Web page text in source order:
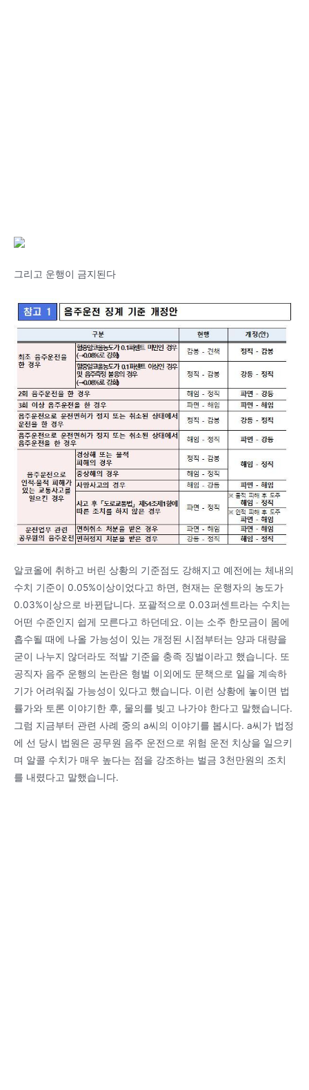
그리고 운행이 금지된다
알코올에 취하고 버린 상황의 기준점도 강해지고 예전에는 체내의
수치 기준이 0.05%이상이었다고 하면, 현재는 운행자의 농도가
0.03%이상으로 바뀐답니다. 포괄적으로 0.03퍼센트라는 수치는
어떤 수준인지 쉽게 모른다고 하던데요. 이는 소주 한모금이 몸에
흡수될 때에 나올 가능성이 있는 개정된 시점부터는 양과 대량을
굳이 나누지 않더라도 적발 기준을 충족 징벌이라고 했습니다. 또
공직자 음주 운행의 논란은 형벌 이외에도 문책으로 일을 계속하
기가 어려워질 가능성이 있다고 했습니다. 이런 상황에 놓이면 법
률가와 토론 이야기한 후, 물의를 빚고 나가야 한다고 말했습니다.
그럼 지금부터 관련 사례 중의 a씨의 이야기를 봅시다. a씨가 법정
에 선 당시 법원은 공무원 음주 운전으로 위험 운전 치상을 일으키
며 알콜 수치가 매우 높다는 점을 강조하는 벌금 3천만원의 조치
를 내렸다고 말했습니다.